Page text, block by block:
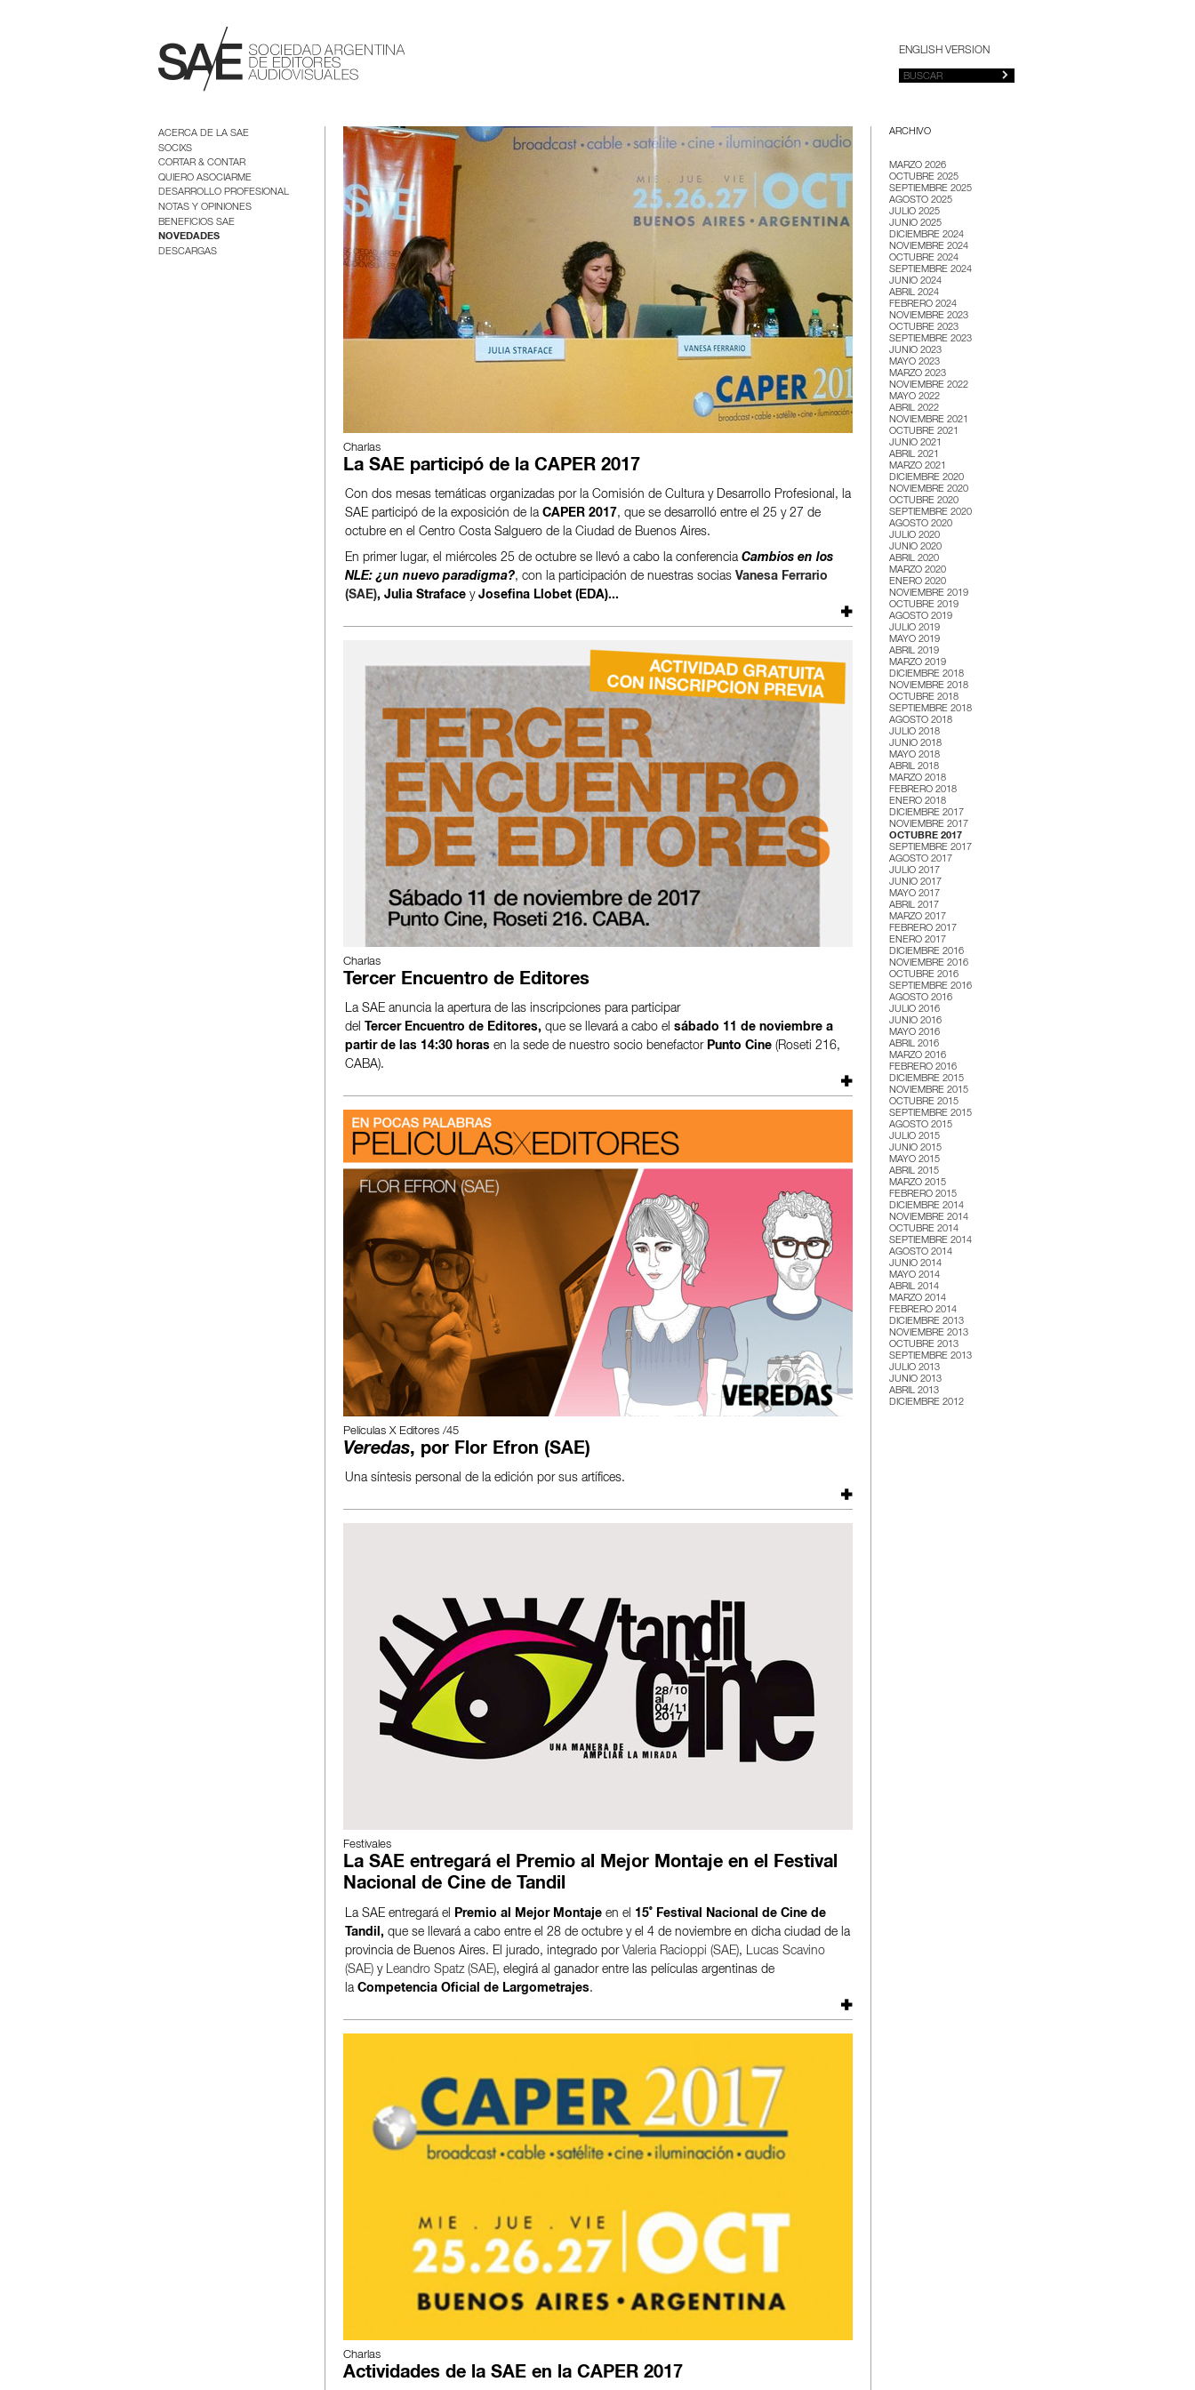
ENGLISH VERSION
ACERCA DE LA SAE
SOCIXS
CORTAR & CONTAR
QUIERO ASOCIARME
DESARROLLO PROFESIONAL
NOTAS Y OPINIONES
BENEFICIOS SAE
NOVEDADES
DESCARGAS
Charlas
La SAE participó de la CAPER 2017
Con dos mesas temáticas organizadas por la Comisión de Cultura y Desarrollo Profesional, la
SAE participó de la exposición de la CAPER 2017 , que se desarrolló entre el 25 y 27 de
octubre en el Centro Costa Salguero de la Ciudad de Buenos Aires.
En primer lugar, el miércoles 25 de octubre se llevó a cabo la conferencia Cambios en los
NLE: ¿un nuevo paradigma?, con la participación de nuestras socias Vanesa Ferrario
(SAE), Julia Straface yJosefina Llobet (EDA)...
Charlas
Tercer Encuentro de Editores
La SAE anuncia la apertura de las inscripciones para participar
del TercerEncuentro de Editores, que se llevará a cabo el sábado 11 de noviembre a
partir de las 14:30 horas en la sede de nuestro socio benefactor Punto Cine(Roseti 216,
CABA).
Películas X Editores /45
Veredas, por Flor Efron (SAE)
Una síntesis personal de la edición por sus artífices.
Festivales
La SAE entregará el Premio al Mejor Montaje en el Festival
Nacional de Cine de Tandil
La SAE entregará el Premio al Mejor Montajeen el 15˚ Festival Nacional de Cine de
Tandil, que se llevará a cabo entre el 28 de octubre y el 4 de noviembre en dicha ciudad de la
provincia de Buenos Aires. El jurado, integrado por Valeria Racioppi (SAE), Lucas Scavino
(SAE)y Leandro Spatz (SAE), elegirá al ganador entre las películas argentinas de
la Competencia Oficial de Largometrajes.
Charlas
Actividades de la SAE en la CAPER 2017
ARCHIVO
MARZO 2026
OCTUBRE 2025
SEPTIEMBRE 2025
AGOSTO 2025
JULIO 2025
JUNIO 2025
DICIEMBRE 2024
NOVIEMBRE 2024
OCTUBRE 2024
SEPTIEMBRE 2024
JUNIO 2024
ABRIL 2024
FEBRERO 2024
NOVIEMBRE 2023
OCTUBRE 2023
SEPTIEMBRE 2023
JUNIO 2023
MAYO 2023
MARZO 2023
NOVIEMBRE 2022
MAYO 2022
ABRIL 2022
NOVIEMBRE 2021
OCTUBRE 2021
JUNIO 2021
ABRIL 2021
MARZO 2021
DICIEMBRE 2020
NOVIEMBRE 2020
OCTUBRE 2020
SEPTIEMBRE 2020
AGOSTO 2020
JULIO 2020
JUNIO 2020
ABRIL 2020
MARZO 2020
ENERO 2020
NOVIEMBRE 2019
OCTUBRE 2019
AGOSTO 2019
JULIO 2019
MAYO 2019
ABRIL 2019
MARZO 2019
DICIEMBRE 2018
NOVIEMBRE 2018
OCTUBRE 2018
SEPTIEMBRE 2018
AGOSTO 2018
JULIO 2018
JUNIO 2018
MAYO 2018
ABRIL 2018
MARZO 2018
FEBRERO 2018
ENERO 2018
DICIEMBRE 2017
NOVIEMBRE 2017
OCTUBRE 2017
SEPTIEMBRE 2017
AGOSTO 2017
JULIO 2017
JUNIO 2017
MAYO 2017
ABRIL 2017
MARZO 2017
FEBRERO 2017
ENERO 2017
DICIEMBRE 2016
NOVIEMBRE 2016
OCTUBRE 2016
SEPTIEMBRE 2016
AGOSTO 2016
JULIO 2016
JUNIO 2016
MAYO 2016
ABRIL 2016
MARZO 2016
FEBRERO 2016
DICIEMBRE 2015
NOVIEMBRE 2015
OCTUBRE 2015
SEPTIEMBRE 2015
AGOSTO 2015
JULIO 2015
JUNIO 2015
MAYO 2015
ABRIL 2015
MARZO 2015
FEBRERO 2015
DICIEMBRE 2014
NOVIEMBRE 2014
OCTUBRE 2014
SEPTIEMBRE 2014
AGOSTO 2014
JUNIO 2014
MAYO 2014
ABRIL 2014
MARZO 2014
FEBRERO 2014
DICIEMBRE 2013
NOVIEMBRE 2013
OCTUBRE 2013
SEPTIEMBRE 2013
JULIO 2013
JUNIO 2013
ABRIL 2013
DICIEMBRE 2012